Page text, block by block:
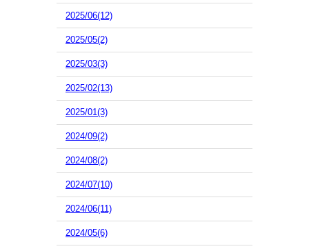
2025/06(12)
2025/05(2)
2025/03(3)
2025/02(13)
2025/01(3)
2024/09(2)
2024/08(2)
2024/07(10)
2024/06(11)
2024/05(6)